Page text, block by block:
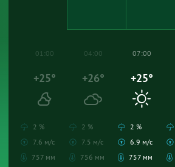
01:00
+25°
2 %
7.6 м/с
757 мм
04:00
+26°
2 %
7.5 м/с
756 мм
07:00
+25°
2 %
6.9 м/с
757 мм